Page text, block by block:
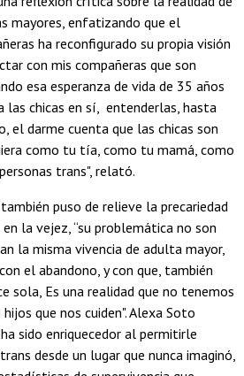
mayores, enfatizando que el
ha reconfigurado su propia visión
con mis compañeras que son
esa esperanza de vida de 35 años
las chicas en sí, entenderlas, hasta
el darme cuenta que las chicas son
como tu tía, como tu mamá, como
trans", relató.
puso de relieve la precariedad
la vejez, “su problemática no son
la misma vivencia de adulta mayor,
el abandono, y con que, también
sola, Es una realidad que no tenemos
que nos cuiden". Alexa Soto
sido enriquecedor al permitirle
desde un lugar que nunca imaginó,